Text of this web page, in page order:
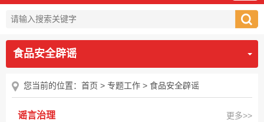
食品安全辟谣
您当前的位置： 首页 > 专题工作 > 食品安全辟谣
谣言治理 更多>>